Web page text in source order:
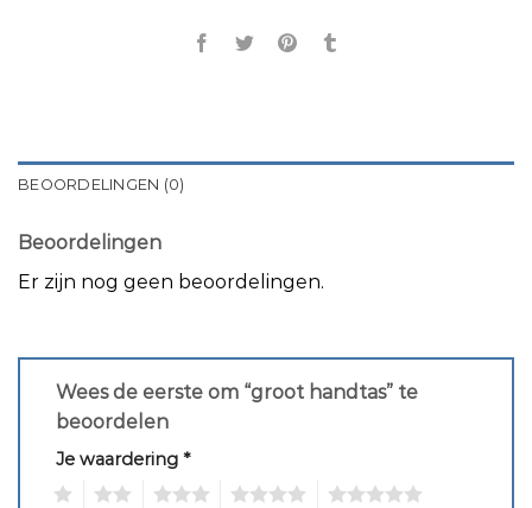
BEOORDELINGEN (0)
Beoordelingen
Er zijn nog geen beoordelingen.
Wees de eerste om “groot handtas” te
beoordelen
Je waardering *